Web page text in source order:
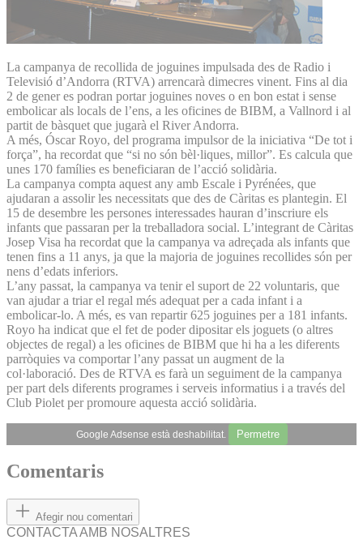
La campanya de recollida de joguines impulsada des de Radio i
Televisió d’Andorra (RTVA) arrencarà dimecres vinent. Fins al dia
2 de gener es podran portar joguines noves o en bon estat i sense
embolicar als locals de l’ens, a les oficines de BIBM, a Vallnord i al
partit de bàsquet que jugarà el River Andorra.
A més, Óscar Royo, del programa impulsor de la iniciativa “De tot i
força”, ha recordat que “si no són bèl·liques, millor”. Es calcula que
unes 170 famílies es beneficiaran de l’acció solidària.
La campanya compta aquest any amb Escale i Pyrénées, que
ajudaran a assolir les necessitats que des de Càritas es plantegin. El
15 de desembre les persones interessades hauran d’inscriure els
infants que passaran per la treballadora social. L’integrant de Càritas
Josep Visa ha recordat que la campanya va adreçada als infants que
tenen fins a 11 anys, ja que la majoria de joguines recollides són per
nens d’edats inferiors.
L’any passat, la campanya va tenir el suport de 22 voluntaris, que
van ajudar a triar el regal més adequat per a cada infant i a
embolicar-lo. A més, es van repartir 625 joguines per a 181 infants.
Royo ha indicat que el fet de poder dipositar els joguets (o altres
objectes de regal) a les oficines de BIBM que hi ha a les diferents
parròquies va comportar l’any passat un augment de la
col·laboració. Des de RTVA es farà un seguiment de la campanya
per part dels diferents programes i serveis informatius i a través del
Club Piolet per promoure aquesta acció solidària.
Google Adsense està deshabilitat. Permetre
Comentaris
Afegir nou comentari
CONTACTA AMB NOSALTRES